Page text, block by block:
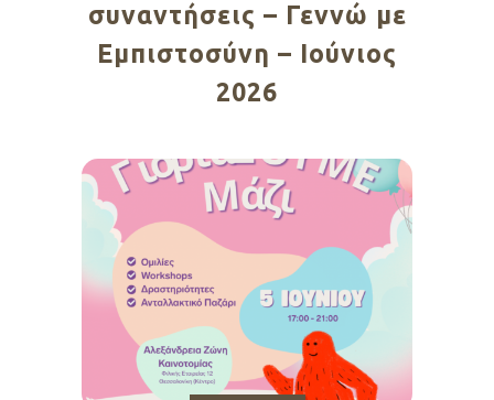
συναντήσεις – Γεννώ με
Εμπιστοσύνη – Ιούνιος
2026